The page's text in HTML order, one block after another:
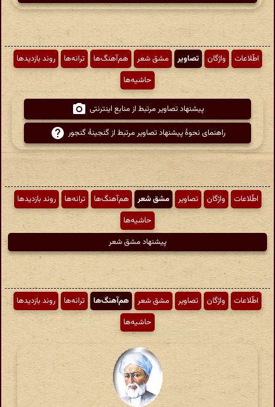
اطّلاعات واژگان تصاویر مشق شعر هم‌آهنگ‌ها ترانه‌ها
روند بازدیدها
حاشیه‌ها
پیشنهاد تصاویر مرتبط از منابع اینترنتی
راهنمای نحوهٔ پیشنهاد تصاویر مرتبط از گنجینهٔ گنجور
اطّلاعات واژگان تصاویر مشق شعر هم‌آهنگ‌ها ترانه‌ها
روند بازدیدها
حاشیه‌ها
پیشنهاد مشق شعر
اطّلاعات واژگان تصاویر مشق شعر هم‌آهنگ‌ها ترانه‌ها
روند بازدیدها
حاشیه‌ها